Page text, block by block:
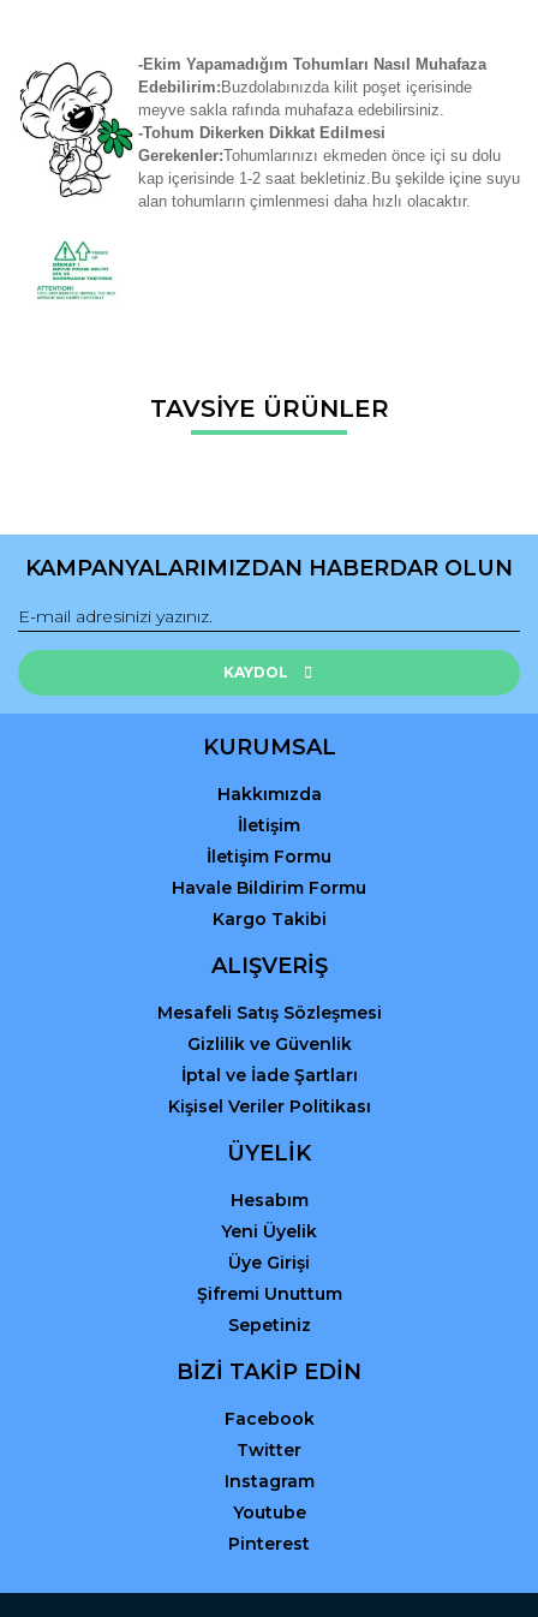
-Ekim Yapamadığım Tohumları Nasıl Muhafaza
Edebilirim: Buzdolabınızda kilit poşet içerisinde
meyve sakla rafında muhafaza edebilirsiniz.
-Tohum Dikerken Dikkat Edilmesi
Gerekenler:Tohumlarınızı ekmeden önce içi su dolu
kap içerisinde 1-2 saat bekletiniz.Bu şekilde içine suyu
alan tohumların çimlenmesi daha hızlı olacaktır.
Bu ürüne ilk yorumu siz yapın!
Bu ürünün fiyat bilgisi, resim, ürün açıklamalarında ve diğer
konularda yetersiz gördüğünüz noktaları öneri formunu
Ürün açıklamasında eksik bilgiler bulunuyor.
Ürün fiyatı diğer sitelerden daha pahalı.
Bu ürüne benzer farklı alternatifler olmalı.
Gönder
TAVSİYE ÜRÜNLER
KAMPANYALARIMIZDAN HABERDAR OLUN
KAYDOL
KURUMSAL
Hakkımızda
İletişim
İletişim Formu
Havale Bildirim Formu
Kargo Takibi
ALIŞVERİŞ
Mesafeli Satış Sözleşmesi
Gizlilik ve Güvenlik
İptal ve İade Şartları
Kişisel Veriler Politikası
ÜYELİK
Hesabım
Yeni Üyelik
Üye Girişi
Şifremi Unuttum
Sepetiniz
BİZİ TAKİP EDİN
Facebook
Twitter
Instagram
Youtube
Pinterest